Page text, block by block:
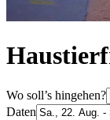
Wo soll’s hingehen?
Daten